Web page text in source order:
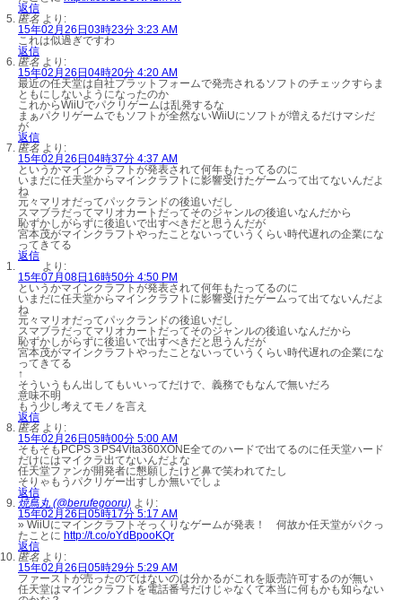
返信
匿名 より:
15年02月26日03時23分 3:23 AM
これは似過ぎですわ
返信
匿名 より:
15年02月26日04時20分 4:20 AM
最近の任天堂は自社プラットフォームで発売されるソフトのチェックすらま
ともにしないようになったのか
これからWiiUでパクリゲームは乱発するな
まぁパクリゲームでもソフトが全然ないWiiUにソフトが増えるだけマシだ
が
返信
匿名 より:
15年02月26日04時37分 4:37 AM
というかマインクラフトが発表されて何年もたってるのに
いまだに任天堂からマインクラフトに影響受けたゲームって出てないんだよ
ね
元々マリオだってパックランドの後追いだし
スマブラだってマリオカートだってそのジャンルの後追いなんだから
恥ずかしがらずに後追いで出すべきだと思うんだが
宮本茂がマインクラフトやったことないっていうくらい時代遅れの企業にな
ってきてる
返信
より:
15年07月08日16時50分 4:50 PM
というかマインクラフトが発表されて何年もたってるのに
いまだに任天堂からマインクラフトに影響受けたゲームって出てないんだよ
ね
元々マリオだってパックランドの後追いだし
スマブラだってマリオカートだってそのジャンルの後追いなんだから
恥ずかしがらずに後追いで出すべきだと思うんだが
宮本茂がマインクラフトやったことないっていうくらい時代遅れの企業にな
ってきてる
↑
そういうもん出してもいいってだけで、義務でもなんで無いだろ
意味不明
もう少し考えてモノを言え
返信
匿名 より:
15年02月26日05時00分 5:00 AM
そもそもPCPS３PS4Vita360XONE全てのハードで出てるのに任天堂ハード
だけにはマイクラ出てないんだよな
任天堂ファンが開発者に懇願したけど鼻で笑われてたし
そりゃもうパクリゲー出すしか無いでしょ
返信
焼鳥丸 (@berufegooru) より:
15年02月26日05時17分 5:17 AM
» WiiUにマインクラフトそっくりなゲームが発表！ 何故か任天堂がパクっ
たことに http://t.co/oYdBpooKQr
返信
匿名 より:
15年02月26日05時29分 5:29 AM
ファーストが売ったのではないのは分かるがこれを販売許可するのが無い
任天堂はマインクラフトを電話番号だけじゃなくて本当に何もかも知らない